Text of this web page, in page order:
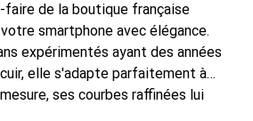
de la boutique française
smartphone avec élégance.
expérimentés ayant des années
elle s'adapte parfaitement à
ses courbes raffinées lui